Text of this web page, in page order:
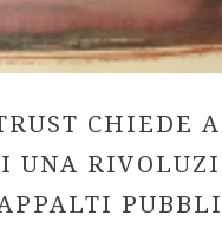
CHIEDE A
UNA